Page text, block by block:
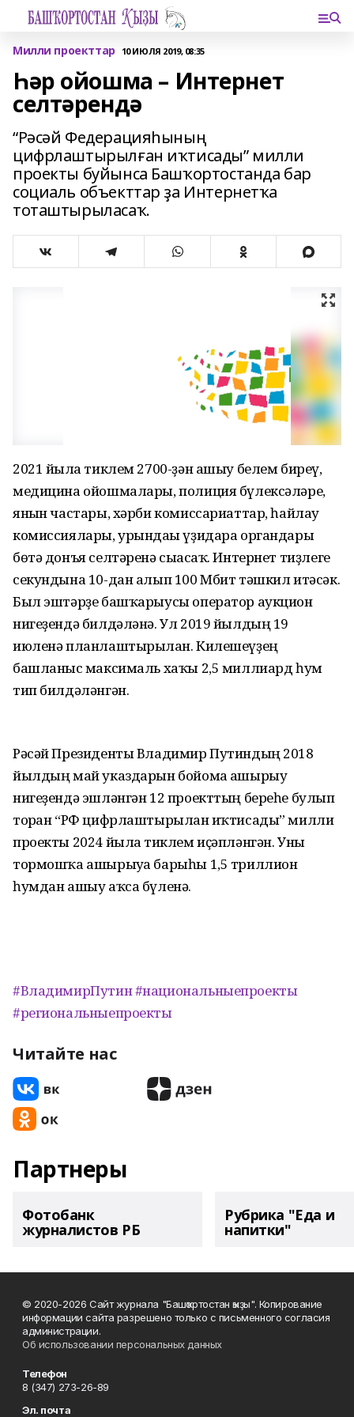
Милли проекттар 10 ИЮЛЯ 2019, 08:35
Һәр ойошма – Интернет
селтәрендә
“Рәсәй Федерацияһының
цифрлаштырылған иҡтисады” милли
проекты буйынса Башҡортостанда бар
социаль объекттар ҙа Интернетҡа
тоташтырыласаҡ.
2021 йылға тиклем 2700-ҙән ашыу белем биреү,
медицина ойошмалары, полиция бүлексәләре,
янғын частары, хәрби комиссариаттар, һайлау
комиссиялары, урындағы үҙидара органдары
бөтә донъя селтәренә сығасаҡ. Интернет тиҙлеге
секундына 10-дан алып 100 Мбит тәшкил итәсәк.
Был эштәрҙе башҡарыусы оператор аукцион
нигеҙендә билдәләнә. Ул 2019 йылдың 19
июленә планлаштырылған. Килешеүҙең
башланғыс максималь хаҡы 2,5 миллиард һум
тип билдәләнгән.
Рәсәй Президенты Владимир Путиндың 2018
йылдың май указдарын бойомға ашырыу
нигеҙендә эшләнгән 12 проекттың береһе булып
торған “РФ цифрлаштырылған иҡтисады” милли
проекты 2024 йылға тиклем иҫәпләнгән. Уны
тормошҡа ашырыуға барыһы 1,5 триллион
һумдан ашыу аҡса бүленә.
#ВладимирПутин#национальныепроекты
#региональныепроекты
Читайте нас
Партнеры
Фотобанк
журналистов РБ
Рубрика "Еда и
напитки"
© 2020-2026 Сайт журнала "Башҡортостан ҡыҙы". Копирование
информации сайта разрешено только с письменного согласия
администрации.
Об использовании персональных данных
Телефон
8 (347) 273-26-89
Эл. почта